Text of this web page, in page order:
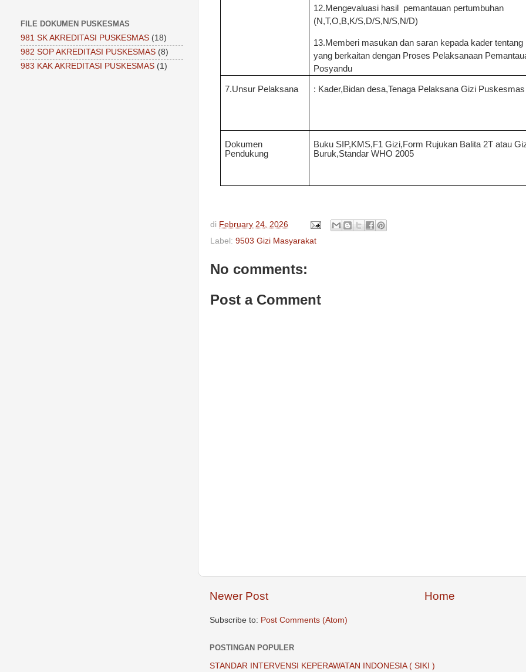
12.Mengevaluasi hasil
pemantauan pertumbuhan
(N,T,O,B,K/S,D/S,N/S,N/D)
13.Memberi masukan dan saran kepada kader tentang
yang berkaitan dengan Proses Pelaksanaan
Posyandu
7.Unsur Pelaksana : Kader,Bidan desa,Tenaga Pelaksana Gizi Puskesmas
Dokumen
Pendukung
Buku SIP,KMS,F1 Gizi,Form Rujukan Balita 2T atau
Buruk,Standar WHO 2005
di February 24, 2026
Label: 9503 Gizi Masyarakat
No comments:
Post a Comment
Newer Post Home
Subscribe to: Post Comments (Atom)
POSTINGAN POPULER
STANDAR INTERVENSI KEPERAWATAN INDONESIA ( SIKI )
FILE DOKUMEN PUSKESMAS
981 SK AKREDITASI PUSKESMAS (18)
982 SOP AKREDITASI PUSKESMAS (8)
983 KAK AKREDITASI PUSKESMAS (1)